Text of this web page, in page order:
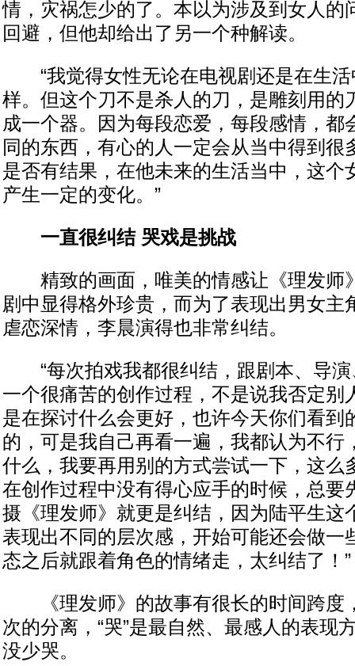
情，灾祸怎少的了。本以为涉及到女人的
回避，但他却给出了另一个种解读。
“我觉得女性无论在电视剧还是在生活
样。但这个刀不是杀人的刀，是雕刻用的
成一个器。因为每段恋爱，每段感情，都
同的东西，有心的人一定会从当中得到很
是否有结果，在他未来的生活当中，这个
产生一定的变化。”
一直很纠结 哭戏是挑战
精致的画面，唯美的情感让《理发师
剧中显得格外珍贵，而为了表现出男女主
虐恋深情，李晨演得也非常纠结。
“每次拍戏我都很纠结，跟剧本、导演
一个很痛苦的创作过程，不是说我否定别
是在探讨什么会更好，也许今天你们看到
的，可是我自己再看一遍，我都认为不行
什么，我要再用别的方式尝试一下，这么
在创作过程中没有得心应手的时候，总要
摄《理发师》就更是纠结，因为陆平生这
表现出不同的层次感，开始可能还会做一
态之后就跟着角色的情绪走，太纠结了！”
《理发师》的故事有很长的时间跨度
次的分离，“哭”是最自然、最感人的表现
没少哭。